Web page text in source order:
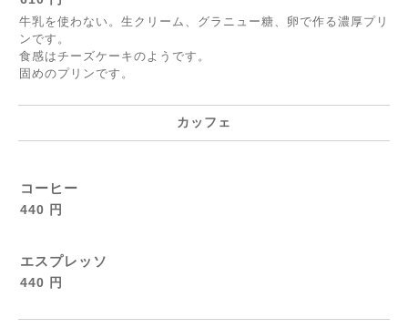
牛乳を使わない。生クリーム、グラニュー糖、卵で作る濃厚プリ
ンです。
食感はチーズケーキのようです。
固めのプリンです。
カッフェ
コーヒー
440 円
エスプレッソ
440 円